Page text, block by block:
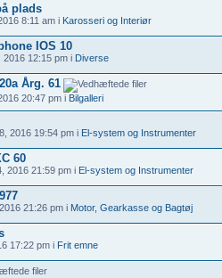
plads
8:11 am i Karosseri og Interiør
IOS 10
12:15 pm i Diverse
Årg. 61
20:47 pm i Bilgalleri
2016 19:54 pm i El-system og Instrumenter
60
2016 21:59 pm i El-system og Instrumenter
21:26 pm i Motor, Gearkasse og Bagtøj
17:22 pm i Frit emne